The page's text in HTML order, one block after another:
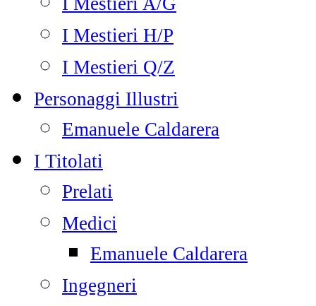
I Mestieri H/P
I Mestieri Q/Z
Personaggi Illustri
Emanuele Caldarera
I Titolati
Prelati
Medici
Emanuele Caldarera
Ingegneri